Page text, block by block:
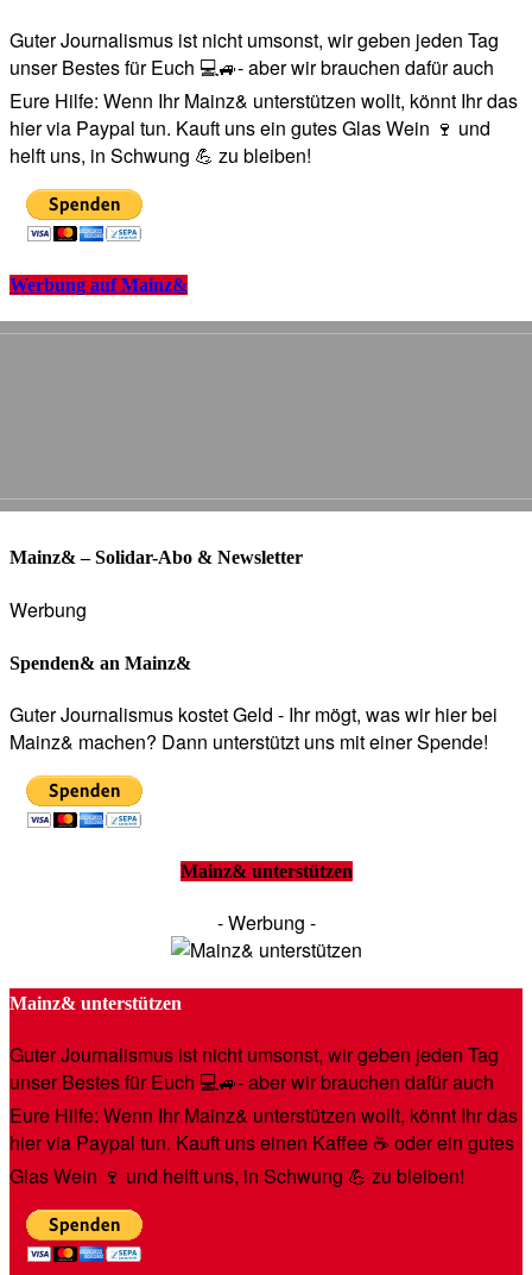
Guter Journalismus ist nicht umsonst, wir geben jeden Tag
unser Bestes für Euch 💻🚙- aber wir brauchen dafür auch
Eure Hilfe: Wenn Ihr Mainz& unterstützen wollt, könnt Ihr das
hier via Paypal tun. Kauft uns ein gutes Glas Wein 🍷 und
helft uns, in Schwung 💪 zu bleiben!
Werbung auf Mainz&
Mainz& – Solidar-Abo & Newsletter
Werbung
Spenden& an Mainz&
Guter Journalismus kostet Geld - Ihr mögt, was wir hier bei
Mainz& machen? Dann unterstützt uns mit einer Spende!
Mainz& unterstützen
- Werbung -
Mainz& unterstützen
Guter Journalismus ist nicht umsonst, wir geben jeden Tag
unser Bestes für Euch 💻🚙- aber wir brauchen dafür auch
Eure Hilfe: Wenn Ihr Mainz& unterstützen wollt, könnt Ihr das
hier via Paypal tun. Kauft uns einen Kaffee ☕️ oder ein gutes
Glas Wein 🍷 und helft uns, in Schwung 💪 zu bleiben!